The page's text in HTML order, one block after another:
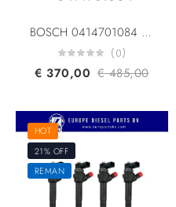
BOSCH 0414701084 0414701053 0414701006 IVECO CASE FIAT 42562792 500339059 500304921 IVECO FOR 180E/190E/260E/440E UIS Unit Injector System EURO 3
(0)
€ 370,00 €485,00
HOT
21% OFF
REMAN